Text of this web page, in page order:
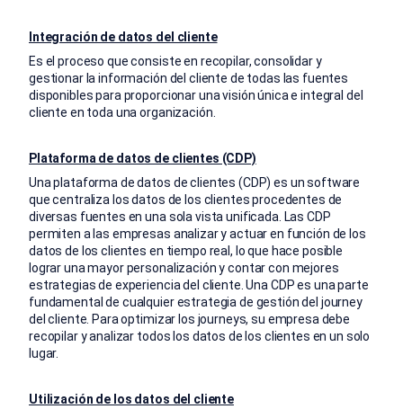
Integración de datos del cliente
Es el proceso que consiste en recopilar, consolidar y
gestionar la información del cliente de todas las fuentes
disponibles para proporcionar una visión única e integral del
cliente en toda una organización.
Plataforma de datos de clientes (CDP)
Una plataforma de datos de clientes (CDP) es un software
que centraliza los datos de los clientes procedentes de
diversas fuentes en una sola vista unificada. Las CDP
permiten a las empresas analizar y actuar en función de los
datos de los clientes en tiempo real, lo que hace posible
lograr una mayor personalización y contar con mejores
estrategias de experiencia del cliente. Una CDP es una parte
fundamental de cualquier estrategia de gestión del journey
del cliente. Para optimizar los journeys, su empresa debe
recopilar y analizar todos los datos de los clientes en un solo
lugar.
Utilización de los datos del cliente